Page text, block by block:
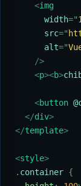
    <
img
      width
="
      src
="
      alt
="
    />
    <
p><b>
    <
button
  </
div>
</template>
<style>
. container {